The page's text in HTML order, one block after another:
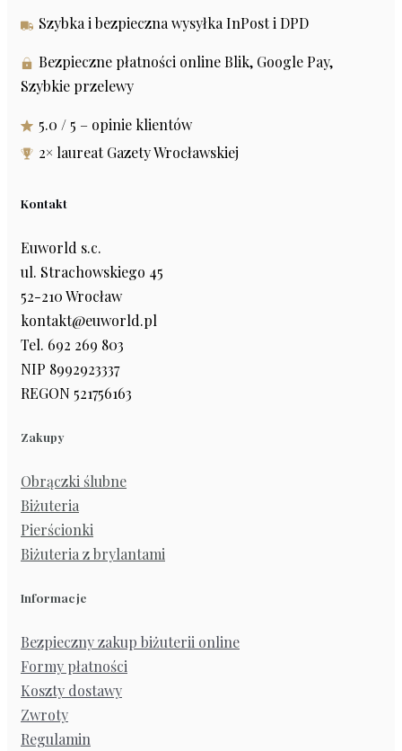
Szybka i bezpieczna wysyłka InPost i DPD
Bezpieczne płatności online Blik, Google Pay,
Szybkie przelewy
5.0 / 5 – opinie klientów
2× laureat Gazety Wrocławskiej
Kontakt
Euworld s.c.
ul. Strachowskiego 45
52-210 Wrocław
kontakt@euworld.pl
Tel. 692 269 803
NIP 8992923337
REGON 521756163
Zakupy
Obrączki ślubne
Biżuteria
Pierścionki
Biżuteria z brylantami
Informacje
Bezpieczny zakup biżuterii online
Formy płatności
Koszty dostawy
Zwroty
Regulamin